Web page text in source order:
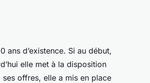
ans d’existence. Si au début,
elle met à la disposition
offres, elle a mis en place